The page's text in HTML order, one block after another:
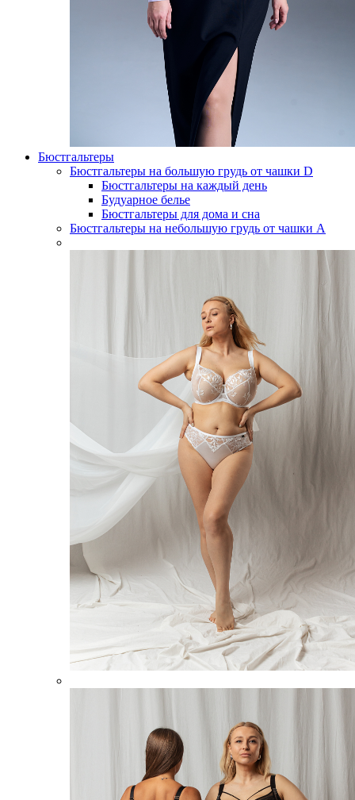
Бюстгальтеры
Бюстгальтеры на большую грудь от чашки D
Бюстгальтеры на каждый день
Будуарное белье
Бюстгальтеры для дома и сна
Бюстгальтеры на небольшую грудь от чашки А